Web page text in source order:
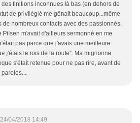
finitions inconnues là bas (en dehors de
de privilégié me gênait beaucoup...même
de nombreux contacts avec des passionnés.
Pilsen m'avait d'ailleurs sermonné en me
pas parce que j'avais une meilleure
j'étais le rois de la route". Ma mignonne
s'était retenue pour ne pas rire, avant de
24/04/2018 14:49